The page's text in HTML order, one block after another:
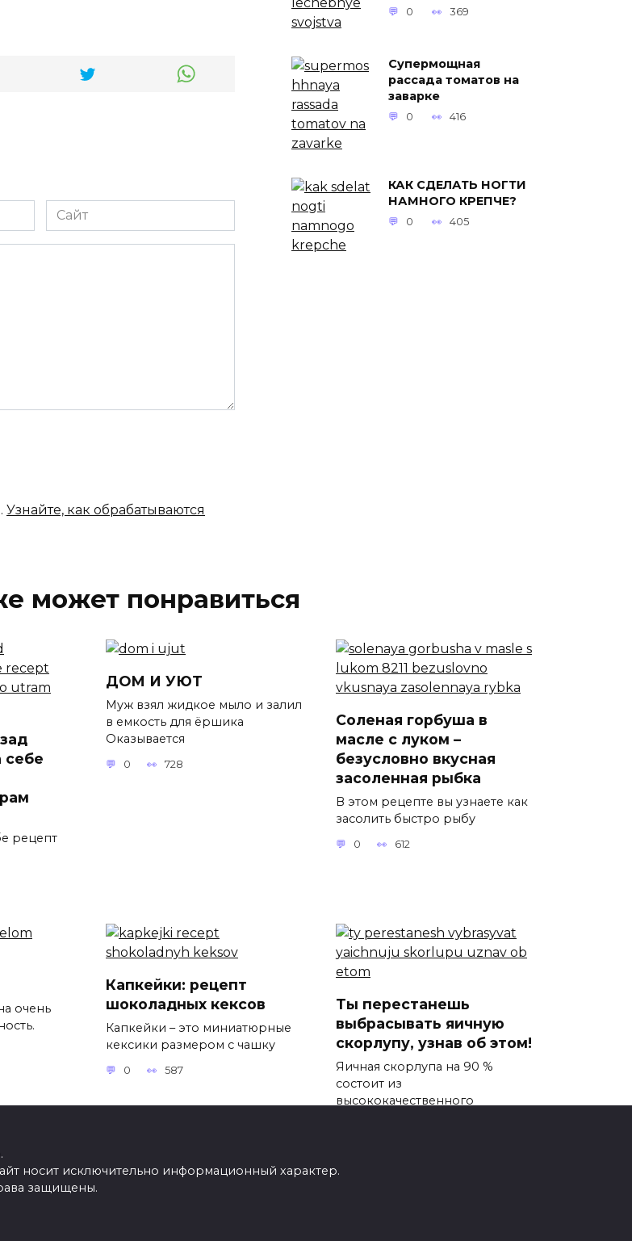
Сайт
Узнайте, как обрабатываются
0 369
Супермощная
рассада томатов на
заварке
0 416
КАК СДЕЛАТЬ НОГТИ
НАМНОГО КРЕПЧЕ?
0 405
может понравиться
себе
рецепт
ДОМ И УЮТ
Муж взял жидкое мыло и залил
в емкость для ёршика
Оказывается
0 728
Соленая горбуша в
масле с луком –
безусловно вкусная
засоленная рыбка
В этом рецепте вы узнаете как
засолить быстро рыбу
0 612
очень
Капкейки: рецепт
шоколадных кексов
Капкейки – это миниатюрные
кексики размером с чашку
0 587
Ты перестанешь
выбрасывать яичную
скорлупу, узнав об этом!
Яичная скорлупа на 90 %
состоит из
высококачественного
носит исключительно информационный характер.
защищены.